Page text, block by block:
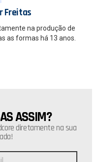
Freitas
na produção de
as formas há 13 anos.
ASSIM?
diretamente na sua